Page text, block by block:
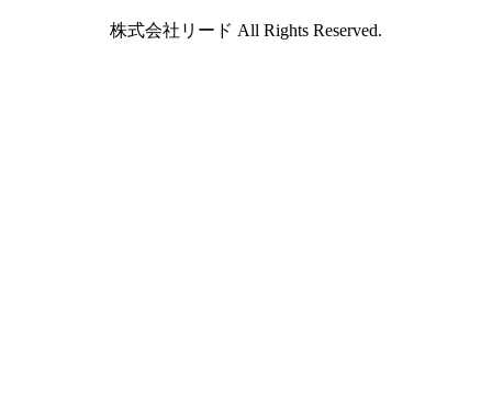
株式会社リード All Rights Reserved.